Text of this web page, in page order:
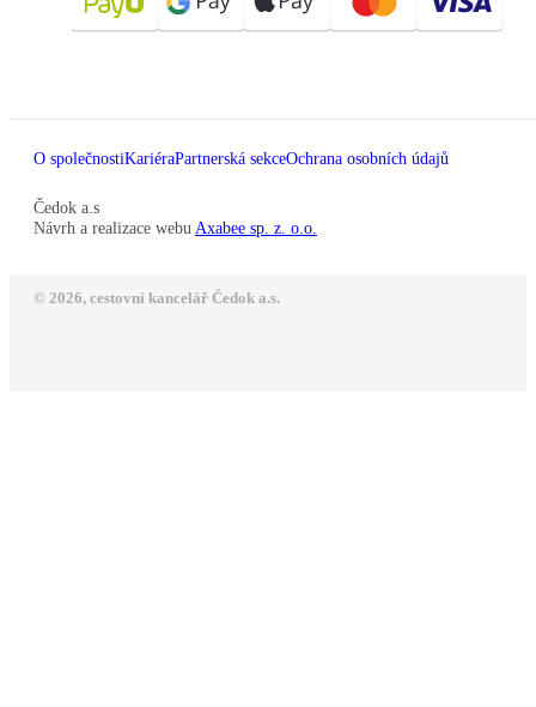
O společnostiKariéraPartnerská sekceOchrana osobních údajů
Čedok a.s
Návrh a realizace webu Axabee sp. z. o.o.
© 2026, cestovní kancelář Čedok a.s.